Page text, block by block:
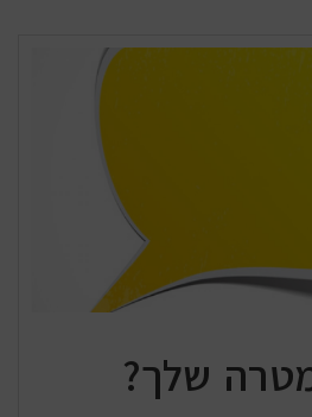
שלך?